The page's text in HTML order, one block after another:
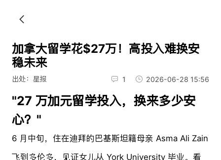
加拿大留学花$27万！高投入难换安
稳未来
出处：星报 1 2026-06-28 15:56
"27 万加元留学投入，换来多少安
心？"
6 月中旬，住在迪拜的巴基斯坦籍母亲 Asma Ali Zain
飞到多伦多，见证女儿从 York University 毕业。看